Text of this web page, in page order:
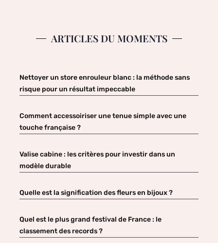
ARTICLES DU MOMENTS
Nettoyer un store enrouleur blanc : la méthode sans
risque pour un résultat impeccable
Comment accessoiriser une tenue simple avec une
touche française ?
Valise cabine : les critères pour investir dans un
modèle durable
Quelle est la signification des fleurs en bijoux ?
Quel est le plus grand festival de France : le
classement des records ?